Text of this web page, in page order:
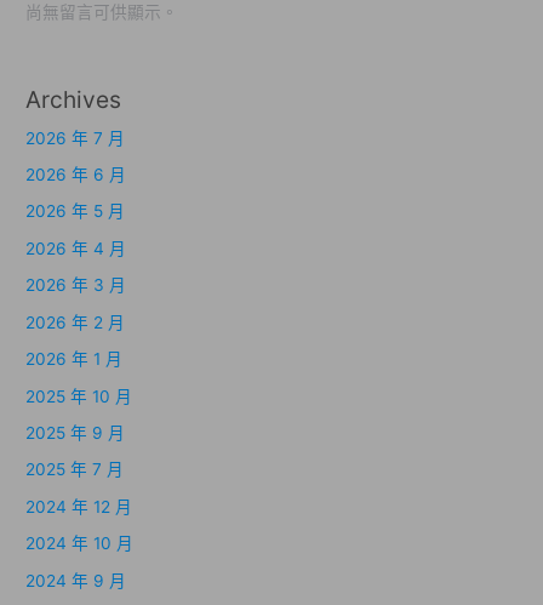
尚無留言可供顯示。
Archives
2026 年 7 月
2026 年 6 月
2026 年 5 月
2026 年 4 月
2026 年 3 月
2026 年 2 月
2026 年 1 月
2025 年 10 月
2025 年 9 月
2025 年 7 月
2024 年 12 月
2024 年 10 月
2024 年 9 月